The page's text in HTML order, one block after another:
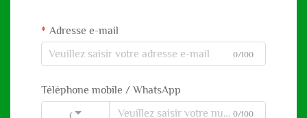
Adresse e-mail
0/100
Téléphone mobile / WhatsApp
0/100